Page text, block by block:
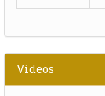
Vídeos